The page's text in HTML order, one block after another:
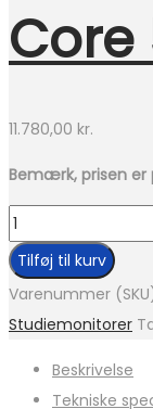
Core
11.780,00 kr.
Bemærk, prisen er
Dynaudio
Pro
Core
Tilføj til kurv
Varenummer
Studiemonitorer
Beskrivelse
Tekniske